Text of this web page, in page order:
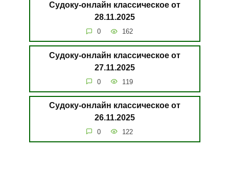
Судоку-онлайн классическое от
28.11.2025
0 162
Судоку-онлайн классическое от
27.11.2025
0 119
Судоку-онлайн классическое от
26.11.2025
0 122